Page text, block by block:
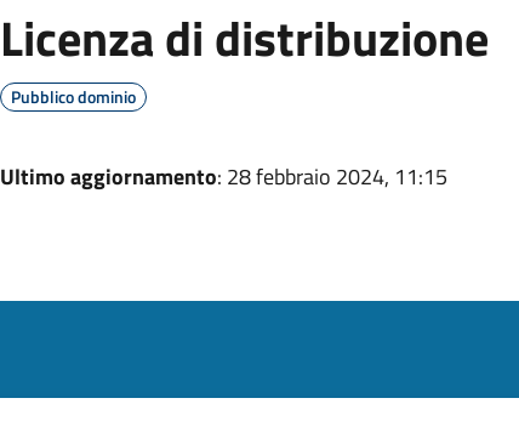
Licenza di distribuzione
Pubblico dominio
Ultimo aggiornamento: 28 febbraio 2024, 11:15